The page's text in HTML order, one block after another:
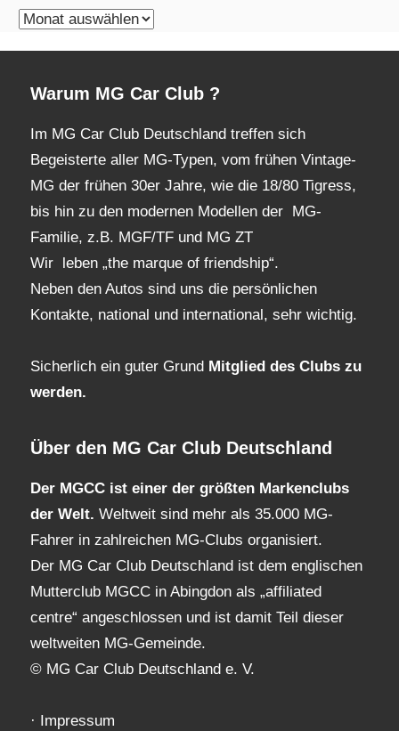
monatliches
Warum MG Car Club ?
Im MG Car Club Deutschland treffen sich
Begeisterte aller MG-Typen, vom frühen Vintage-
MG der frühen 30er Jahre, wie die 18/80 Tigress,
bis hin zu den modernen Modellen der MG-
Familie, z.B. MGF/TF und MG ZT
Wir leben „the marque of friendship“.
Neben den Autos sind uns die persönlichen
Kontakte, national und international, sehr wichtig.
Sicherlich ein guter Grund Mitglied des Clubs zu
werden.
Über den MG Car Club Deutschland
Der MGCC ist einer der größten Markenclubs
der Welt. Weltweit sind mehr als 35.000 MG-
Fahrer in zahlreichen MG-Clubs organisiert.
Der MG Car Club Deutschland ist dem englischen
Mutterclub MGCC in Abingdon als „affiliated
centre“ angeschlossen und ist damit Teil dieser
weltweiten MG-Gemeinde.
© MG Car Club Deutschland e. V.
· Impressum